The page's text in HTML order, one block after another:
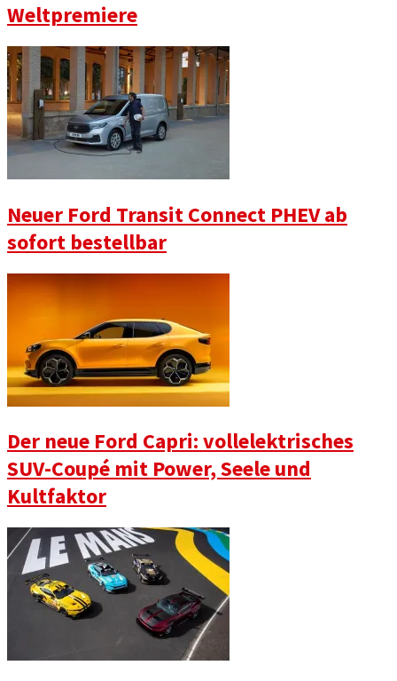
Weltpremiere
Neuer Ford Transit Connect PHEV ab
sofort bestellbar
Der neue Ford Capri: vollelektrisches
SUV-Coupé mit Power, Seele und
Kultfaktor